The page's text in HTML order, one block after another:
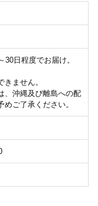
30日程度でお届け。
ません。
、沖縄及び離島への配
ご了承ください。